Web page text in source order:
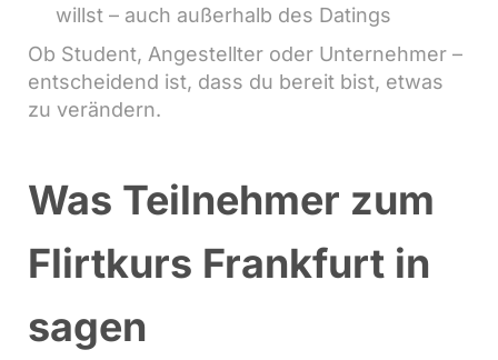
willst – auch außerhalb des Datings
Ob Student, Angestellter oder Unternehmer –
entscheidend ist, dass du bereit bist, etwas
zu verändern.
Was Teilnehmer zum
Flirtkurs Frankfurt in
sagen